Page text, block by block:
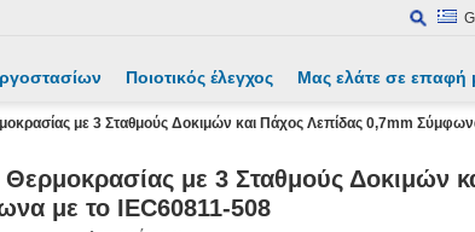
Ποιοτικός έλεγχος Μας ελάτε σε επαφή
με 3 Σταθμούς Δοκιμών και Πάχος Λεπίδας 0,7mm
με 3 Σταθμούς Δοκιμών
με το IEC60811-508